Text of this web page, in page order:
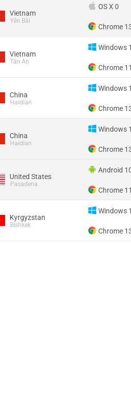
Vietnam
Yên Bái
OS X 0
Chrome
Vietnam
Tân An
Windows
Chrome
China
Haidian
Windows
Chrome
China
Haidian
Windows
Chrome
United States
Pasadena
Android
Chrome
Kyrgyzstan
Bishkek
Windows
Chrome